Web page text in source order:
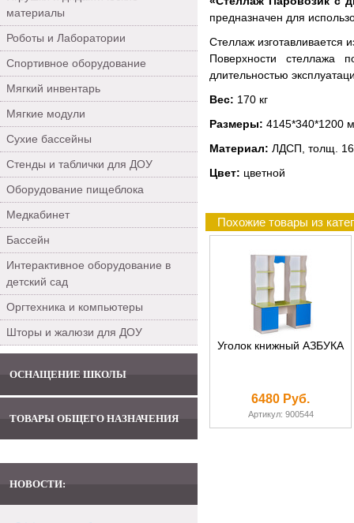
материалы
Роботы и Лаборатории
Спортивное оборудование
Мягкий инвентарь
Мягкие модули
Сухие бассейны
Стенды и таблички для ДОУ
Оборудование пищеблока
Медкабинет
Бассейн
Интерактивное оборудование в
детский сад
Оргтехника и компьютеры
Шторы и жалюзи для ДОУ
ОСНАЩЕНИЕ ШКОЛЫ
ТОВАРЫ ОБЩЕГО НАЗНАЧЕНИЯ
НОВОСТИ:
предназначен для
Стеллаж изготавливается
Поверхности стеллажа
длительностью
Вес: 170 кг
Размеры: 4145*340*1200
Материал: ЛДСП, толщ.
Цвет: цветной
Похожие товары из
Уголок книжный АЗБУКА
6480 Руб.
Артикул: 900544